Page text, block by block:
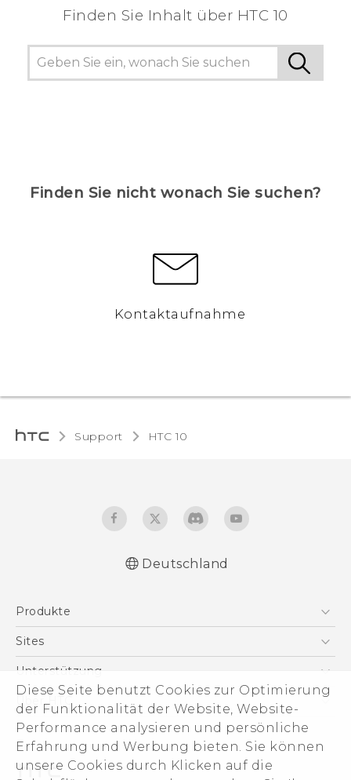
Diese Seite benutzt Cookies zur Optimierung
der Funktionalität der Website, Website-
Performance analysieren und persönliche
Erfahrung und Werbung bieten. Sie können
unsere Cookies durch Klicken auf die
Finden Sie Inhalt über‎ HTC 10
Finden Sie nicht wonach Sie suchen?
Kontaktaufnahme
Support HTC 10‎
behördliche Bestimmungen
English - Quick start guide
English - User manual
English - Safety and regulatory guide
Deutschland
Produkte
Smartphones
VIVE
Zubehör
Sites
HTC Dev
HTC Vive
Unterstützung
Unterstützung
eCommerce Support
Über HTC
ESG
Impressum
Investor